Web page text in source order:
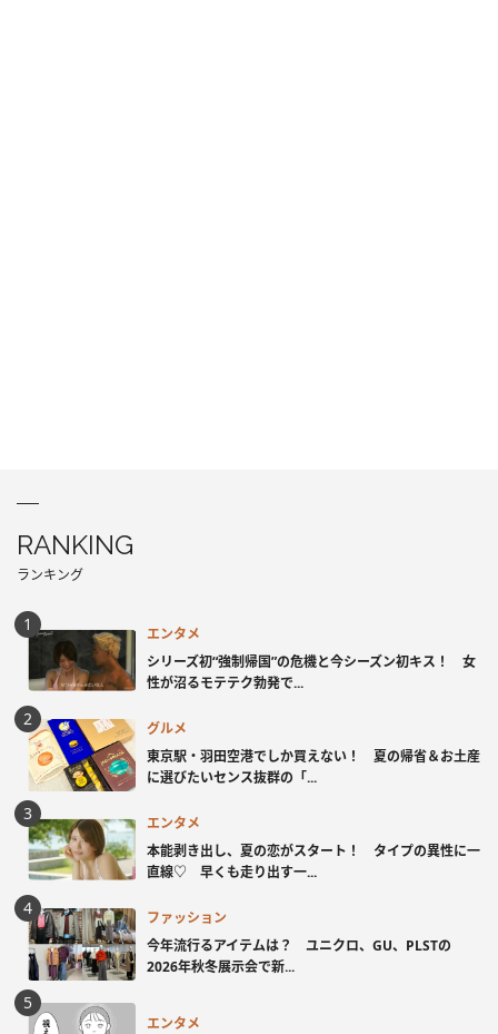
RANKING
ランキング
エンタメ
シリーズ初“強制帰国”の危機と今シーズン初キス！ 女
性が沼るモテテク勃発で...
グルメ
東京駅・羽田空港でしか買えない！ 夏の帰省＆お土産
に選びたいセンス抜群の「...
エンタメ
本能剥き出し、夏の恋がスタート！ タイプの異性に一
直線♡ 早くも走り出す一...
ファッション
今年流行るアイテムは？ ユニクロ、GU、PLSTの
2026年秋冬展示会で新...
エンタメ